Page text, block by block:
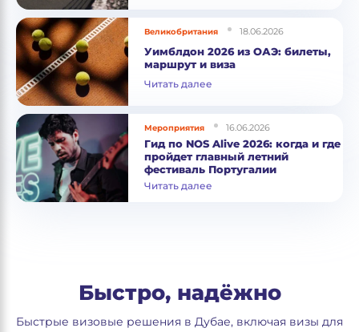
Великобритания 18.06.2026
Уимблдон 2026 из ОАЭ: билеты,
маршрут и виза
Читать далее
Мероприятия 16.06.2026
Гид по NOS Alive 2026: когда и где
пройдет главный летний
фестиваль Португалии
Читать далее
Быстро, надёжно
Быстрые визовые решения в Дубае, включая визы для